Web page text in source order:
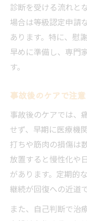
診断を受ける流れと
場合は等級認定申請
あります。特に、慰
早めに準備し、専門
す。
事故後のケアで注
事故後のケアでは、
せず、早期に医療機
打ちや筋肉の損傷は
放置すると慢性化や
があります。定期的
継続が回復への近道で
また、自己判断で治